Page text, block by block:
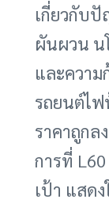
เกี่ยวกับ
ผันผวน น
และความ
รถยนต์ไ
ราคาถูกล
การที่
เป้า แสด